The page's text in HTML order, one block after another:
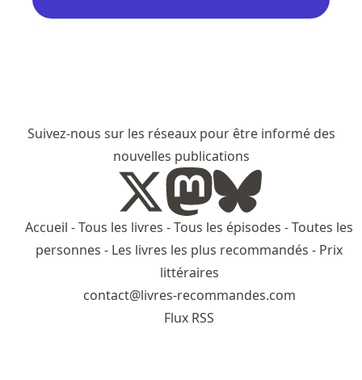
Suivez-nous sur les réseaux pour être informé des
nouvelles publications
Accueil -Tous les livres -Tous les épisodes -Toutes les
personnes - Les livres les plus recommandés - Prix
littéraires
contact@livres-recommandes.com
Flux RSS